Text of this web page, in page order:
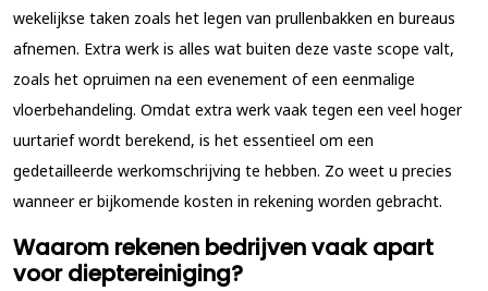
wekelijkse taken zoals het legen van prullenbakken en bureaus
afnemen. Extra werk is alles wat buiten deze vaste scope valt,
zoals het opruimen na een evenement of een eenmalige
vloerbehandeling. Omdat extra werk vaak tegen een veel hoger
uurtarief wordt berekend, is het essentieel om een
gedetailleerde werkomschrijving te hebben. Zo weet u precies
wanneer er bijkomende kosten in rekening worden gebracht.
Waarom rekenen bedrijven vaak apart
voor dieptereiniging?